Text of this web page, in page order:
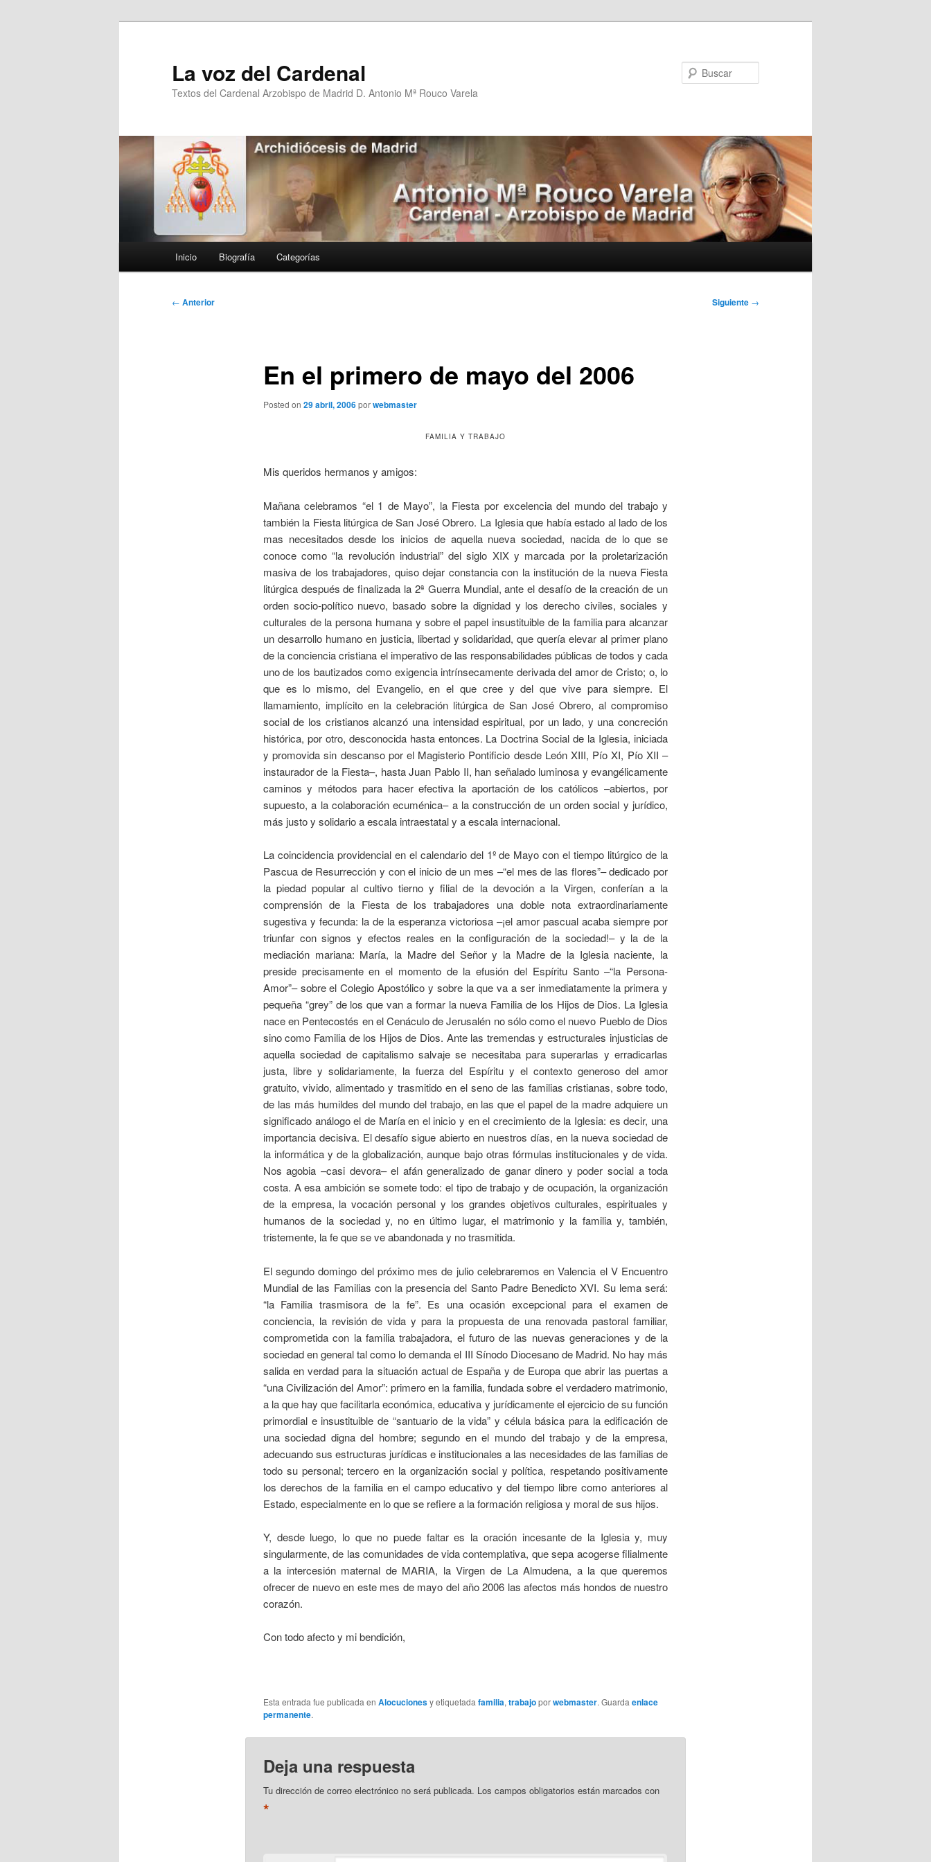
La voz del Cardenal
Textos del Cardenal Arzobispo de Madrid D. Antonio Mª Rouco Varela
Inicio Biografía Categorías
Navegación
← Anterior Siguiente →
En el primero de mayo del 2006
Posted on 29 abril, 2006porwebmaster
FAMILIA Y TRABAJO
Mis queridos hermanos y amigos:
Mañana celebramos “el 1 de Mayo”, la Fiesta por excelencia del mundo del trabajo y
también la Fiesta litúrgica de San José Obrero. La Iglesia que había estado al lado de los
mas necesitados desde los inicios de aquella nueva sociedad, nacida de lo que se
conoce como “la revolución industrial” del siglo XIX y marcada por la proletarización
masiva de los trabajadores, quiso dejar constancia con la institución de la nueva Fiesta
litúrgica después de finalizada la 2ª Guerra Mundial, ante el desafío de la creación de un
orden socio-político nuevo, basado sobre la dignidad y los derecho civiles, sociales y
culturales de la persona humana y sobre el papel insustituible de la familia para alcanzar
un desarrollo humano en justicia, libertad y solidaridad, que quería elevar al primer plano
de la conciencia cristiana el imperativo de las responsabilidades públicas de todos y cada
uno de los bautizados como exigencia intrínsecamente derivada del amor de Cristo; o, lo
que es lo mismo, del Evangelio, en el que cree y del que vive para siempre. El
llamamiento, implícito en la celebración litúrgica de San José Obrero, al compromiso
social de los cristianos alcanzó una intensidad espiritual, por un lado, y una concreción
histórica, por otro, desconocida hasta entonces. La Doctrina Social de la Iglesia, iniciada
y promovida sin descanso por el Magisterio Pontificio desde León XIII, Pío XI, Pío XII –
instaurador de la Fiesta–, hasta Juan Pablo II, han señalado luminosa y evangélicamente
caminos y métodos para hacer efectiva la aportación de los católicos –abiertos, por
supuesto, a la colaboración ecuménica– a la construcción de un orden social y jurídico,
más justo y solidario a escala intraestatal y a escala internacional.
La coincidencia providencial en el calendario del 1º de Mayo con el tiempo litúrgico de la
Pascua de Resurrección y con el inicio de un mes –“el mes de las flores”– dedicado por
la piedad popular al cultivo tierno y filial de la devoción a la Virgen, conferían a la
comprensión de la Fiesta de los trabajadores una doble nota extraordinariamente
sugestiva y fecunda: la de la esperanza victoriosa –¡el amor pascual acaba siempre por
triunfar con signos y efectos reales en la configuración de la sociedad!– y la de la
mediación mariana: María, la Madre del Señor y la Madre de la Iglesia naciente, la
preside precisamente en el momento de la efusión del Espíritu Santo –“la Persona-
Amor”– sobre el Colegio Apostólico y sobre la que va a ser inmediatamente la primera y
pequeña “grey” de los que van a formar la nueva Familia de los Hijos de Dios. La Iglesia
nace en Pentecostés en el Cenáculo de Jerusalén no sólo como el nuevo Pueblo de Dios
sino como Familia de los Hijos de Dios. Ante las tremendas y estructurales injusticias de
aquella sociedad de capitalismo salvaje se necesitaba para superarlas y erradicarlas
justa, libre y solidariamente, la fuerza del Espíritu y el contexto generoso del amor
gratuito, vivido, alimentado y trasmitido en el seno de las familias cristianas, sobre todo,
de las más humildes del mundo del trabajo, en las que el papel de la madre adquiere un
significado análogo el de María en el inicio y en el crecimiento de la Iglesia: es decir, una
importancia decisiva. El desafío sigue abierto en nuestros días, en la nueva sociedad de
la informática y de la globalización, aunque bajo otras fórmulas institucionales y de vida.
Nos agobia –casi devora– el afán generalizado de ganar dinero y poder social a toda
costa. A esa ambición se somete todo: el tipo de trabajo y de ocupación, la organización
de la empresa, la vocación personal y los grandes objetivos culturales, espirituales y
humanos de la sociedad y, no en último lugar, el matrimonio y la familia y, también,
tristemente, la fe que se ve abandonada y no trasmitida.
El segundo domingo del próximo mes de julio celebraremos en Valencia el V Encuentro
Mundial de las Familias con la presencia del Santo Padre Benedicto XVI. Su lema será:
“la Familia trasmisora de la fe”. Es una ocasión excepcional para el examen de
conciencia, la revisión de vida y para la propuesta de una renovada pastoral familiar,
comprometida con la familia trabajadora, el futuro de las nuevas generaciones y de la
sociedad en general tal como lo demanda el III Sínodo Diocesano de Madrid. No hay más
salida en verdad para la situación actual de España y de Europa que abrir las puertas a
“una Civilización del Amor”: primero en la familia, fundada sobre el verdadero matrimonio,
a la que hay que facilitarla económica, educativa y jurídicamente el ejercicio de su función
primordial e insustituible de “santuario de la vida” y célula básica para la edificación de
una sociedad digna del hombre; segundo en el mundo del trabajo y de la empresa,
adecuando sus estructuras jurídicas e institucionales a las necesidades de las familias de
todo su personal; tercero en la organización social y política, respetando positivamente
los derechos de la familia en el campo educativo y del tiempo libre como anteriores al
Estado, especialmente en lo que se refiere a la formación religiosa y moral de sus hijos.
Y, desde luego, lo que no puede faltar es la oración incesante de la Iglesia y, muy
singularmente, de las comunidades de vida contemplativa, que sepa acogerse filialmente
a la intercesión maternal de MARIA, la Virgen de La Almudena, a la que queremos
ofrecer de nuevo en este mes de mayo del año 2006 las afectos más hondos de nuestro
corazón.
Con todo afecto y mi bendición,
Esta entrada fue publicada en Alocucionesy etiquetada familia, trabajoporwebmaster. Guarda enlace
permanente.
Deja una respuesta
Tu dirección de correo electrónico no será publicada. Los campos obligatorios están marcados con
*